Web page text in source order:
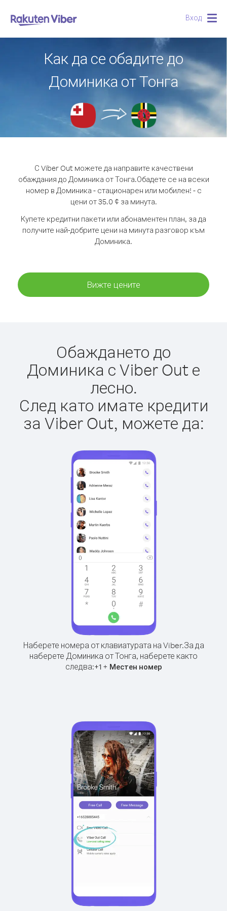
Вход
Как да се обадите до
Доминика от Тонга
С Viber Out можете да направите качествени
обаждания до Доминика от Тонга.Обадете се на всеки
номер в Доминика - стационарен или мобилен! - с
цени от 35.0 ¢ за минута.
Купете кредитни пакети или абонаментен план, за да
получите най-добрите цени на минута разговор към
Доминика.
Вижте цените
Обаждането до
Доминика с Viber Out е
лесно.
След като имате кредити
за Viber Out, можете да:
Наберете номера от клавиатурата на Viber.За да
наберете Доминика от Тонга, наберете както
следва:+1+ Местен номер